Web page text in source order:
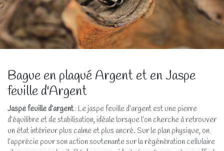
Bague en plaqué Argent et en Jaspe
feuille d'Argent
Jaspe feuille d’argent: Le jaspe feuille d’argent est une pierre
d’équilibre et de stabilisation, idéale lorsque l’on cherche à retrouver
un état intérieur plus calme et plus ancré. Sur le plan physique, on
l’apprécie pour son action soutenante sur la régénération cellulaire